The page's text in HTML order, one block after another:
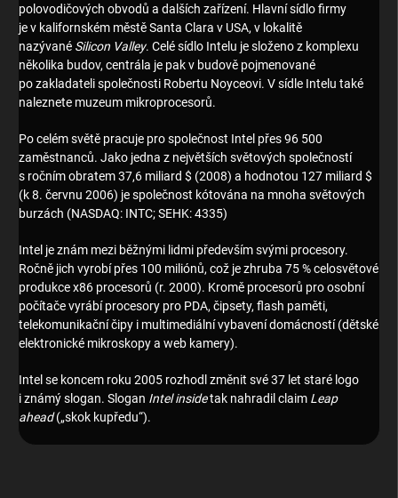
polovodičových obvodů a dalších zařízení. Hlavní sídlo firmy
je v kalifornském městě Santa Clara v USA, v lokalitě
nazývané Silicon Valley. Celé sídlo Intelu je složeno z komplexu
několika budov, centrála je pak v budově pojmenované
po zakladateli společnosti Robertu Noyceovi. V sídle Intelu také
naleznete muzeum mikroprocesorů.
Po celém světě pracuje pro společnost Intel přes 96 500
zaměstnanců. Jako jedna z největších světových společností
s ročním obratem 37,6 miliard $ (2008) a hodnotou 127 miliard $
(k 8. červnu 2006) je společnost kótována na mnoha světových
burzách (NASDAQ: INTC; SEHK: 4335)
Intel je znám mezi běžnými lidmi především svými procesory.
Ročně jich vyrobí přes 100 miliónů, což je zhruba 75 % celosvětové
produkce x86 procesorů (r. 2000). Kromě procesorů pro osobní
počítače vyrábí procesory pro PDA, čipsety, flash paměti,
telekomunikační čipy i multimediální vybavení domácností (dětské
elektronické mikroskopy a web kamery).
Intel se koncem roku 2005 rozhodl změnit své 37 let staré logo
i známý slogan. Slogan Intel insidetak nahradil claim Leap
ahead(„skok kupředu“).